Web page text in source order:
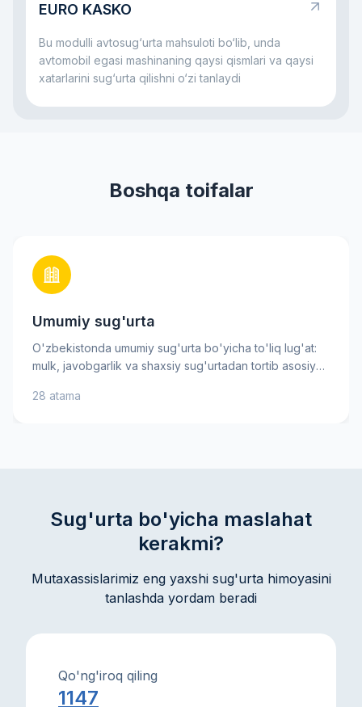
bo‘ladi: u mashina bilan jiddiy muammo yuz bersa,
kamaytirishga yordam beradi.
EURO KASKO
Bu modulli avtosug‘urta mahsuloti bo‘lib, unda
avtomobil egasi mashinaning qaysi qismlari va qaysi
xatarlarini sug‘urta qilishni o‘zi tanlaydi
Boshqa toifalar
Umumiy sug'urta
O'zbekistonda umumiy sug'urta bo'yicha to'liq lug'at:
mulk, javobgarlik va shaxsiy sug'urtadan tortib asosiy
tovon puli kabi muhim atamalarni bilib oling — bu sizga
28 atama
Sug'urta bo'yicha maslahat
kerakmi?
Mutaxassislarimiz eng yaxshi sug'urta himoyasini
tanlashda yordam beradi
Qo'ng'iroq qiling
1147